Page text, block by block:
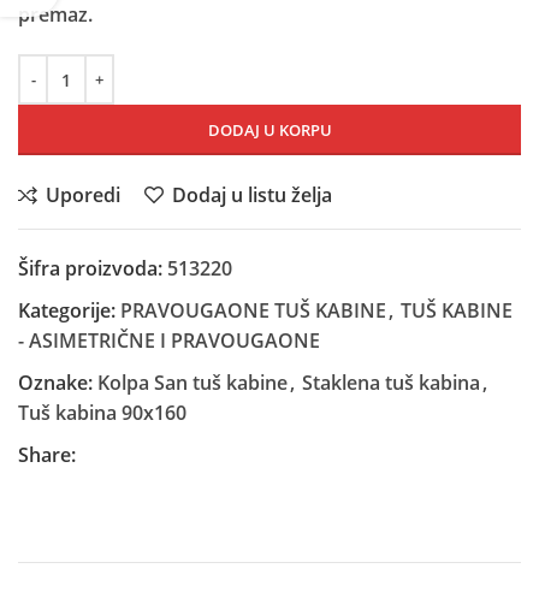
premaz.
DODAJ U KORPU
Uporedi Dodaj u listu želja
Šifra proizvoda: 513220
Kategorije: PRAVOUGAONE TUŠ KABINE, TUŠ KABINE
- ASIMETRIČNE I PRAVOUGAONE
Oznake: Kolpa San tuš kabine, Staklena tuš kabina,
Tuš kabina 90x160
Share: